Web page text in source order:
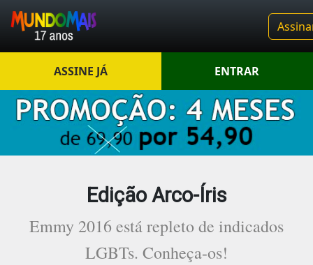
ASSINE JÁ ENTRAR
Edição Arco-Íris
Emmy 2016 está repleto de indicados
LGBTs. Conheça-os!